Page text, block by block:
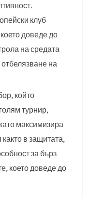
клуб
доведе до
на средата
на
който
турнир,
максимизира
в защитата,
за бърз
което доведе до